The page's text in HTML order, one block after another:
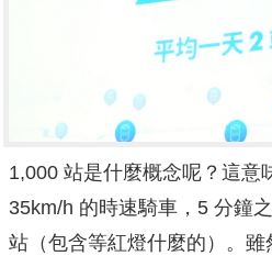
1,000 站是什麼概念呢？這意
35km/h 的時速騎車，5 分鐘
站（包含等紅燈什麼的）。